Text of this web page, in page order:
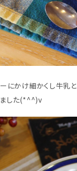
にかけ細かくし牛乳
した(*^^)v